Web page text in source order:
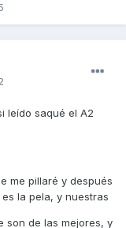
leído saqué el A2
me pillaré y después
la pela, y nuestras
son de las mejores, y